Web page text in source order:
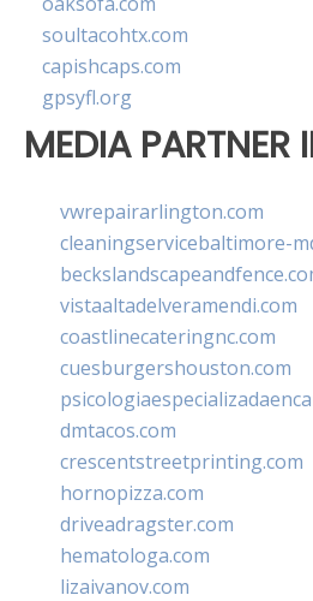
soultacohtx.com
capishcaps.com
gpsyfl.org
MEDIA PARTNER
vwrepairarlington.com
cleaningservicebaltimore-
vistaaltadelveramendi.com
coastlinecateringnc.com
cuesburgershouston.com
dmtacos.com
crescentstreetprinting.com
hornopizza.com
driveadragster.com
hematologa.com
lizaivanov.com